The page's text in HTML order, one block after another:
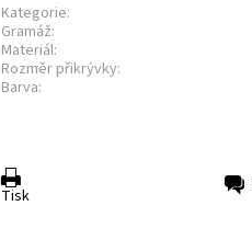
Kategorie:
Gramáž:
Materiál:
Rozměr přikrývky:
Barva:
Tisk